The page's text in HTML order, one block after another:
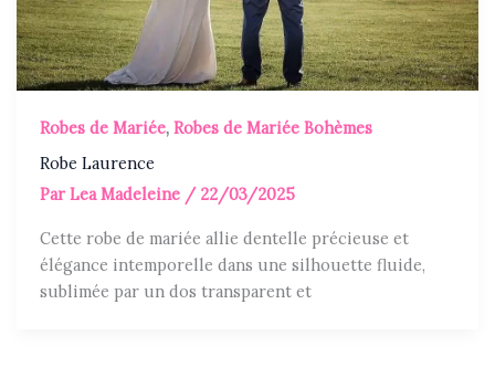
Robes de Mariée,Robes de Mariée Bohèmes
Robe Laurence
ParLea Madeleine / 22/03/2025
Cette robe de mariée allie dentelle précieuse et
élégance intemporelle dans une silhouette fluide,
sublimée par un dos transparent et